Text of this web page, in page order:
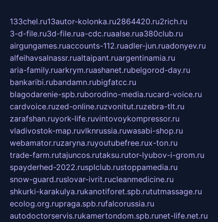
133chel.ru13autor-kolonka.ru2864420.ru2rich.ru
3-d-file.ru3d-file.rua-cdc.ruaalse.rua380club.ru
airgungames.ruaccounts-112.ruadler-jun.ruadonyev.ru
alfeihavsalnassr.rualtaipant.ruargentinamia.ru
aria-family.ruarkrym.ruashanet.rubelgorod-day.ru
bankaribi.rubandamn.rubigfatcc.ru
blagodarenie-spb.ruborodino-media.rucard-voice.ru
cardvoice.ruzed-online.ruzvonitut.ruzebra-tlt.ru
zarafshan.ruyork-life.ruvintovoykompressor.ru
vladivostok-map.ruvlknrussia.ruwasabi-shop.ru
webamator.ruzaryna.ruyoutubefree.rux-ton.ru
trade-farm.rutajuncos.rutaksu.rutor-lyubov-i-grom.ru
spayderhed-2022.rusplclub.rustoppamedia.ru
snow-guard.ruslovar-ivrit.rucleanmedicine.ru
shkurki-karakulya.rukanotiforet.spb.rututmassage.ru
ecolog.org.rupraga.spb.rufalcorussia.ru
autodoctorservis.rukamertondom.spb.runet-life.net.ru